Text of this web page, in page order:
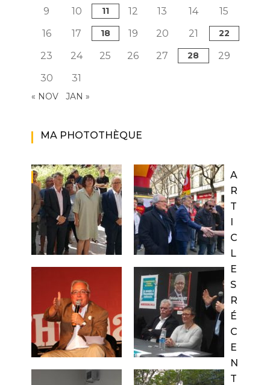
9
10 11 12 13 14
15
16
17 18 19 20 21 22
23 24 25 26 27 28
29
30
31
« NOV JAN »
MA PHOTOTHÈQUE
A
R
T
I
C
L
E
S
R
É
C
E
N
T